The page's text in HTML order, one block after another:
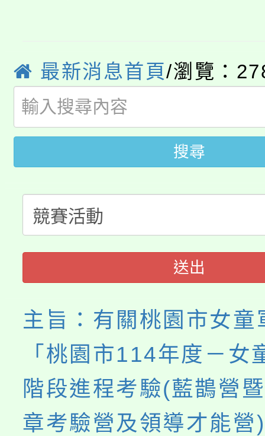
系所師生報名參加。
學籍身 分審查程序及
版
淨零綠領人才培育課程
公告本校115學年度第
代理(課)教師甄選結果(
「2026金融保險知識
車」活動
桃園市115學年度學生
生本土語及新住民語歌
公告本校115學年度第
代理(課)教師甄選結果(
公告本校115學年度第
代理(課)教師甄選結果(
轉知中國文化大學推廣
《TA101》溝通分析基
程，歡迎學生輔導中心
心理、諮商輔導、社會
系所師生報名參加。
最新消息首頁/瀏覽：
搜尋
送出
主旨：有關桃園市女童
「桃園市114年度－女
階段進程考驗(藍鵲營
章考驗營及領導才能營